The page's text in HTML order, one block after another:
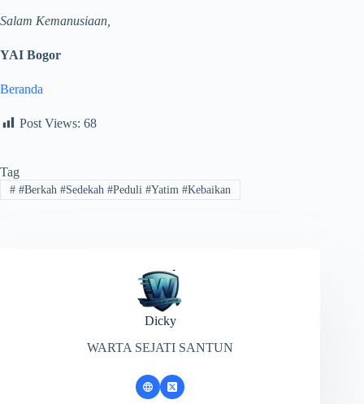
Salam Kemanusiaan,
YAI Bogor
Beranda
Post Views: 68
Tag
#​#Berkah #Sedekah #Peduli #Yatim #Kebaikan
Dicky
WARTA SEJATI SANTUN